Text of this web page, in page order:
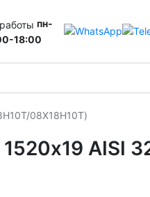
пн-
18:00
08Х18Н10Т)
AISI